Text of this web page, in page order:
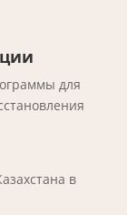
для
в